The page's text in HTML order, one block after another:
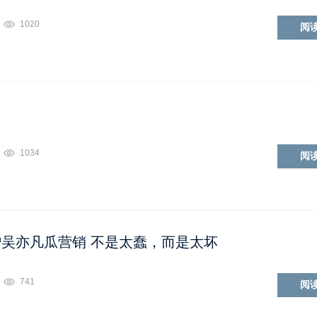
1020 阅
1034 阅
亦凡瓜营销 不是太蠢，而是太坏
741 阅